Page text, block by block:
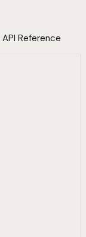
API Reference